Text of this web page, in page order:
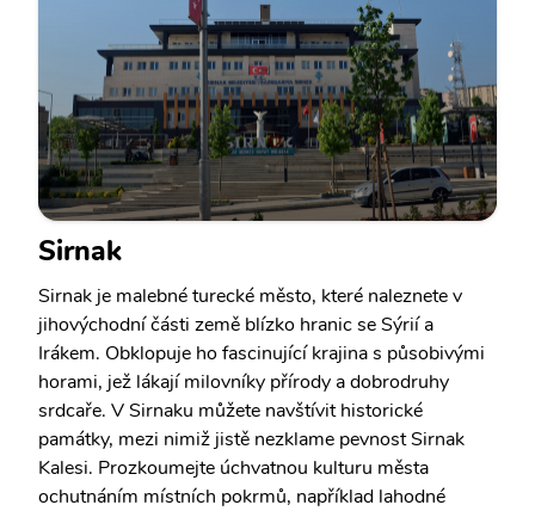
Sirnak
Sirnak je malebné turecké město, které naleznete v
jihovýchodní části země blízko hranic se Sýrií a
Irákem. Obklopuje ho fascinující krajina s působivými
horami, jež lákají milovníky přírody a dobrodruhy
srdcaře. V Sirnaku můžete navštívit historické
památky, mezi nimiž jistě nezklame pevnost Sirnak
Kalesi. Prozkoumejte úchvatnou kulturu města
ochutnáním místních pokrmů, například lahodné